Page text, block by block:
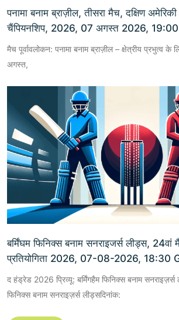
पनामा बनाम ब्राज़ील, तीसरा मैच, दक्षिण
चैंपियनशिप, 2026, 07 अगस्त 2026, 19:00
मैच पूर्वावलोकन: पनामा बनाम ब्राज़ील – क्षेत्रीय प्रभुत्व के
अगस्त,
बर्मिंघम फिनिक्स बनाम सनराइजर्स लीड्स,
प्रतियोगिता 2026, 07-08-2026, 18:30
द हंड्रेड 2026 प्रिव्यू: बर्मिंगहैम फिनिक्स बनाम सनराइज़र्स
फिनिक्स बनाम सनराइज़र्स लीड्सदिनांक: